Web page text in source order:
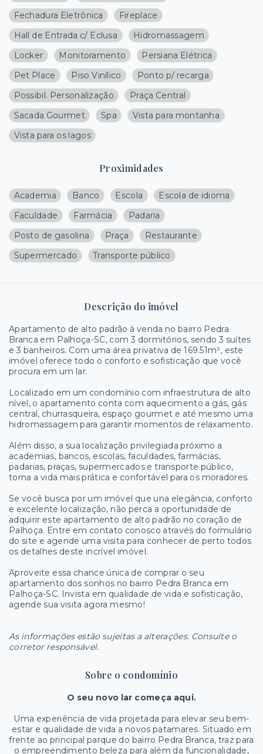
Fechadura Eletrônica
Fireplace
Hall de Entrada c/ Eclusa
Hidromassagem
Locker
Monitoramento
Persiana Elétrica
Pet Place
Piso Vinílico
Ponto p/ recarga
Possibil. Personalização
Praça Central
Sacada Gourmet
Spa
Vista para montanha
Vista para os lagos
Proximidades
Academia Banco Escola
Escola de idioma
Faculdade
Farmácia
Padaria
Posto de gasolina
Praça
Restaurante
Supermercado
Transporte público
Descrição do imóvel
Apartamento de alto padrão à venda no bairro Pedra
Branca em Palhoça-SC, com 3 dormitórios, sendo 3 suítes
e 3 banheiros. Com uma área privativa de 169.51m², este
imóvel oferece todo o conforto e sofisticação que você
procura em um lar.
Localizado em um condomínio com infraestrutura de alto
nível, o apartamento conta com aquecimento a gás, gás
central, churrasqueira, espaço gourmet e até mesmo uma
hidromassagem para garantir momentos de relaxamento.
Além disso, a sua localização privilegiada próximo a
academias, bancos, escolas, faculdades, farmácias,
padarias, praças, supermercados e transporte público,
torna a vida mais prática e confortável para os moradores.
Se você busca por um imóvel que una elegância, conforto
e excelente localização, não perca a oportunidade de
adquirir este apartamento de alto padrão no coração de
Palhoça. Entre em contato conosco através do formulário
do site e agende uma visita para conhecer de perto todos
os detalhes deste incrível imóvel.
Aproveite essa chance única de comprar o seu
apartamento dos sonhos no bairro Pedra Branca em
Palhoça-SC. Invista em qualidade de vida e sofisticação,
agende sua visita agora mesmo!
As informações estão sujeitas a alterações. Consulte o
corretor responsável.
Sobre o condomínio
O seu novo lar começa aqui.
Uma experiência de vida projetada para elevar seu bem-
estar e qualidade de vida a novos patamares. Situado em
frente ao principal parque do bairro Pedra Branca, traz para
o empreendimento beleza para além da funcionalidade,